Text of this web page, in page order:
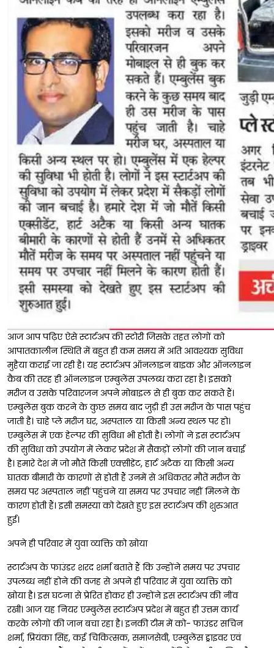
आज आप पढ़िए ऐसे स्टार्टअप की स्टोरी जिसके तहत लोगों को
आपातकालीन स्थिति में बहुत ही कम समय में अति आवश्यक सुविधा
मुहैया कराई जा रही है। यह स्टार्टअप ऑनलाइन बाइक और ऑनलाइन
कैब की तरह ही ऑनलाइन एम्बुलेंस उपलब्ध करा रहा है। इसको
मरीज व उसके परिवारजन अपने मोबाइल से ही बुक कर सकते हैं।
एम्बुलेंस बुक करने के कुछ समय बाद जुड़ी ही उस मरीज के पास पहुंच
जाती है। चाहे प्ले मरीज घर, अस्पताल या किसी अन्य स्थल पर हो।
एम्बुलेंस में एक हेल्पर की सुविधा भी होती है। लोगों ने इस स्टार्टअप
की सुविधा को उपयोग में लेकर प्रदेश में सैकड़ों लोगों की जान बचाई
है। हमारे देश में जो मौतें किसी एक्सीडेंट, हार्ट अटैक या किसी अन्य
घातक बीमारी के कारणों से होती हैं उनमें से अधिकतर मौतें मरीज के
समय पर अस्पताल नहीं पहुंचने या समय पर उपचार नहीं मिलने के
कारण होती हैं। इसी समस्या को देखते हुए इस स्टार्टअप की शुरुआत
हुई।
अपने ही परिवार में युवा व्यक्ति को खोया
स्टार्टअप के फाउंडर शरद शर्मा बताते हैं कि उन्होंने समय पर उपचार
उपलब्ध नहीं होने की वजह से अपने ही परिवार में युवा व्यक्ति को
खोया है। इस घटना से प्रेरित होकर ही उन्होंने इस स्टार्टअप की नींव
रखी। आज यह नियर एम्बुलेंस स्टार्टअप प्रदेश में बहुत ही उत्तम कार्य
करके लोगों की जान बचा रहा है। इनकी टीम में को- फाउंडर सचिन
शर्मा, प्रियंका सिंह, कई चिकित्सक, समाजसेवी, एम्बुलेंस ड्राइवर एवं